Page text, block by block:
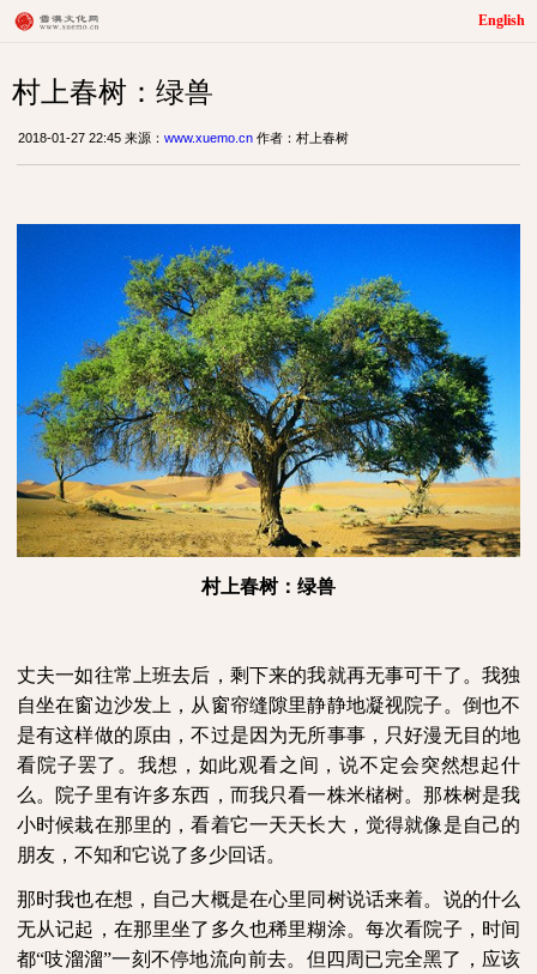
English
村上春树：绿兽
2018-01-27 22:45 来源： www.xuemo.cn 作者：村上春树
村上春树：绿兽
丈夫一如往常上班去后，剩下来的我就再无事可干了。我独
自坐在窗边沙发上，从窗帘缝隙里静静地凝视院子。倒也不
是有这样做的原由，不过是因为无所事事，只好漫无目的地
看院子罢了。我想，如此观看之间，说不定会突然想起什
么。院子里有许多东西，而我只看一株米槠树。那株树是我
小时候栽在那里的，看着它一天天长大，觉得就像是自己的
朋友，不知和它说了多少回话。
那时我也在想，自己大概是在心里同树说话来着。说的什么
无从记起，在那里坐了多久也稀里糊涂。每次看院子，时间
都“吱溜溜”一刻不停地流向前去。但四周已完全黑了，应该